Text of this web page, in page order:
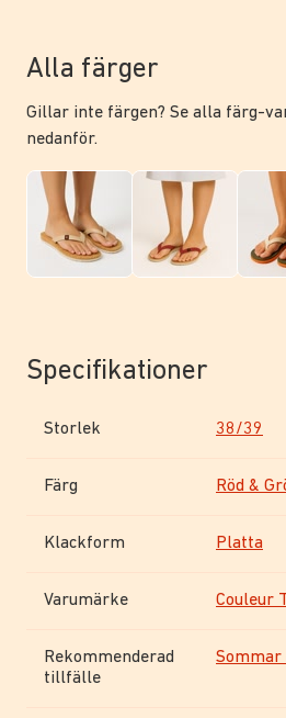
Alla färger
Gillar inte färgen? Se alla färg-
nedanför.
Specifikationer
Storlek 38/39
Färg Röd &
Klackform Platta
Varumärke Couleur
Rekommenderad
tillfälle
Sommar